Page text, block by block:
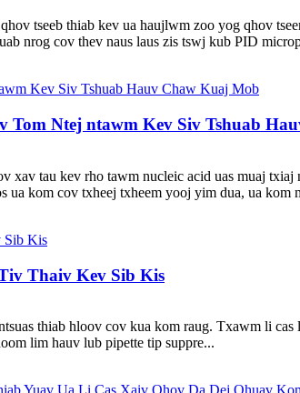
tseeb thiab kev ua haujlwm zoo yog qhov
nrog cov thev naus laus zis tswj kub PID
Tom Ntej ntawm Kev Siv Tshuab
tau kev rho tawm nucleic acid uas muaj
kom cov txheej txheem yooj yim dua, ua kom
Thaiv Kev Sib Kis
thiab hloov cov kua kom raug. Txawm li
lim hauv lub pipette tip suppre...